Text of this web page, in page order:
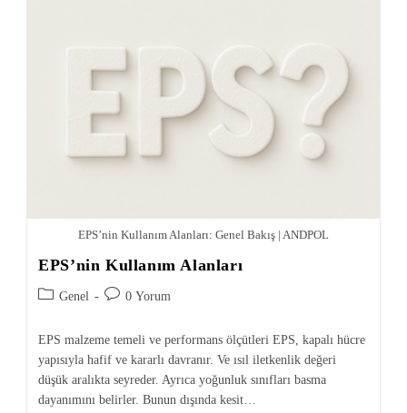
EPS’nin Kullanım Alanları: Genel Bakış | ANDPOL
EPS’nin Kullanım Alanları
Genel 0 Yorum
EPS malzeme temeli ve performans ölçütleri EPS, kapalı hücre
yapısıyla hafif ve kararlı davranır. Ve ısıl iletkenlik değeri
düşük aralıkta seyreder. Ayrıca yoğunluk sınıfları basma
dayanımını belirler. Bunun dışında kesit…